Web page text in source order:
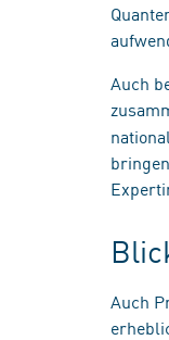
Auch
Auch